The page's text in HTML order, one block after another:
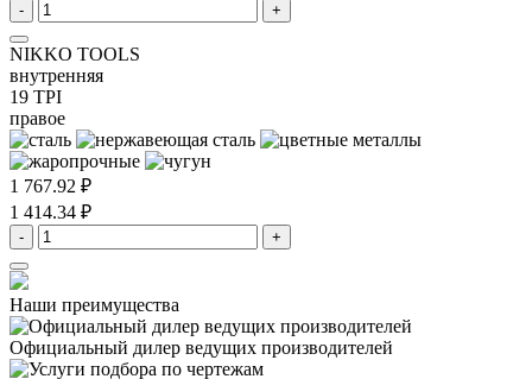
- +
NIKKO TOOLS
внутренняя
19 TPI
правое
1 767.92 ₽
1 414.34 ₽
- +
Наши преимущества
Официальный дилер ведущих производителей